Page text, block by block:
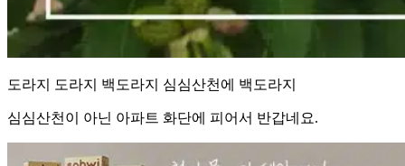
도라지 도라지 백도라지 심심산천에 백도라지
심심산천이 아닌 아파트 화단에 피어서 반갑네요.